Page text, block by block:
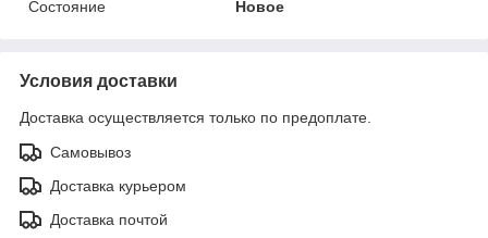
Состояние
Новое
Условия доставки
Доставка осуществляется только по предоплате.
Самовывоз
Доставка курьером
Доставка почтой